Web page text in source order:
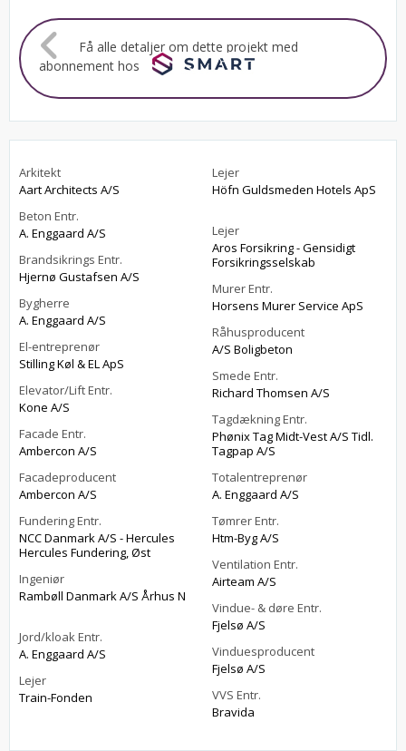
Få alle detaljer om dette projekt med
abonnement hos
Arkitekt
Aart Architects A/S
Beton Entr.
A. Enggaard A/S
Brandsikrings Entr.
Hjernø Gustafsen A/S
Bygherre
A. Enggaard A/S
El-entreprenør
Stilling Køl & EL ApS
Elevator/Lift Entr.
Kone A/S
Facade Entr.
Ambercon A/S
Facadeproducent
Ambercon A/S
Fundering Entr.
NCC Danmark A/S - Hercules
Hercules Fundering, Øst
Ingeniør
Rambøll Danmark A/S Århus N
Jord/kloak Entr.
A. Enggaard A/S
Lejer
Train-Fonden
Lejer
Höfn Guldsmeden Hotels ApS
Lejer
Aros Forsikring - Gensidigt
Forsikringsselskab
Murer Entr.
Horsens Murer Service ApS
Råhusproducent
A/S Boligbeton
Smede Entr.
Richard Thomsen A/S
Tagdækning Entr.
Phønix Tag Midt-Vest A/S Tidl.
Tagpap A/S
Totalentreprenør
A. Enggaard A/S
Tømrer Entr.
Htm-Byg A/S
Ventilation Entr.
Airteam A/S
Vindue- & døre Entr.
Fjelsø A/S
Vinduesproducent
Fjelsø A/S
VVS Entr.
Bravida